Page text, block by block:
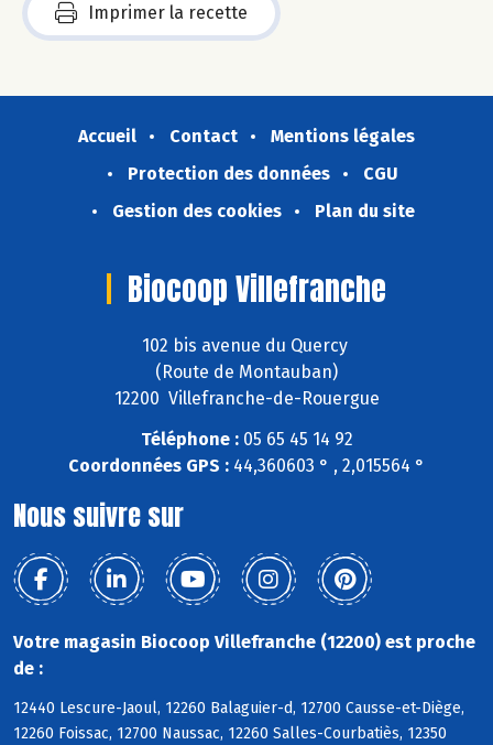
Imprimer la recette
Accueil Contact
Mentions légales
Protection des données
CGU
Gestion des cookies
Plan du site
Biocoop Villefranche
102 bis avenue du Quercy
(Route de Montauban)
12200 Villefranche-de-Rouergue
Téléphone :05 65 45 14 92
Coordonnées GPS : 44,360603 ° , 2,015564 °
Nous suivre sur
Votre magasin Biocoop Villefranche (12200) est proche
de :
12440 Lescure-Jaoul, 12260 Balaguier-d, 12700 Causse-et-Diège,
12260 Foissac, 12700 Naussac, 12260 Salles-Courbatiès, 12350